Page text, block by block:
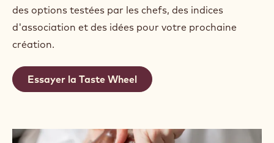
des options testées par les chefs, des indices
d'association et des idées pour votre prochaine
création.
Essayer la Taste Wheel